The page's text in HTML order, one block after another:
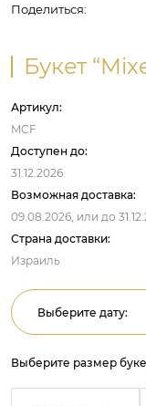
Поделиться:
Букет
Артикул:
MCF
Доступен до:
31.12.2026
Возможная доставка:
09.08.2026, или до
Страна доставки:
Израиль
Выберите дату:
Выберите размер